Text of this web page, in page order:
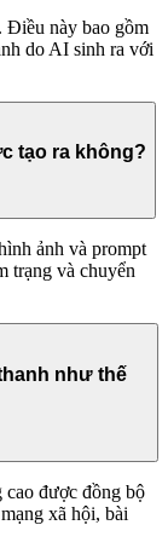
Điều này bao gồm
do AI sinh ra với
tạo ra không?
ảnh và prompt
trạng và chuyển
như thế
cao được đồng bộ
xã hội, bài